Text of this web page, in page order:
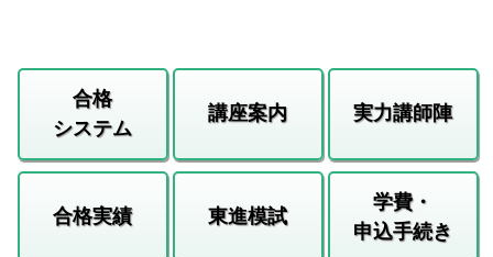
合格
システム
講座案内 実力講師陣
合格実績 東進模試
学費・
申込手続き